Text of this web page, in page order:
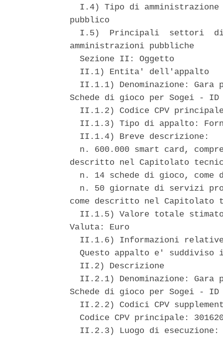
I.4) Tipo di
pubblico
I.5)  Principali  settori
amministrazioni pubbliche
  Sezione II: Oggetto
  II.1) Entita' dell'appalto
II.1.1) Denominazione: Gara
Schede di gioco per Sogei - ID
II.1.2) Codice CPV
II.1.3) Tipo di appalto:
  II.1.4) Breve descrizione:
n. 600.000 smart card,
descritto nel Capitolato
n. 14 schede di gioco, come
n. 50 giornate di servizi
come descritto nel Capitolato
II.1.5) Valore totale
Valuta: Euro
II.1.6) Informazioni
Questo appalto e' suddiviso
  II.2) Descrizione
II.2.1) Denominazione: Gara
Schede di gioco per Sogei - ID
II.2.2) Codici CPV
Codice CPV principale:
II.2.3) Luogo di